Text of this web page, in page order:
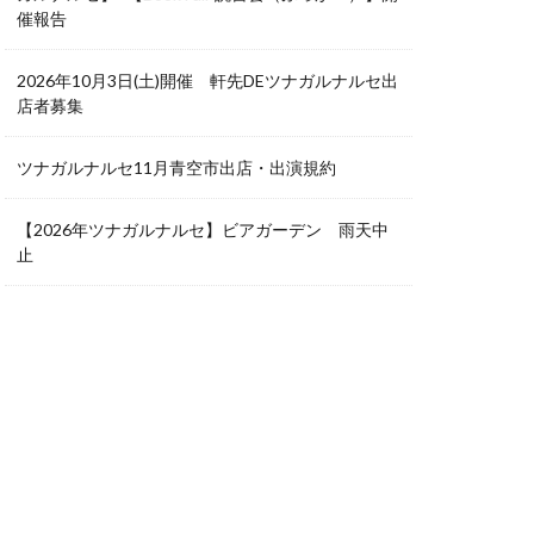
催報告
2026年10月3日(土)開催 軒先DEツナガルナルセ出
店者募集
ツナガルナルセ11月青空市出店・出演規約
【2026年ツナガルナルセ】ビアガーデン 雨天中
止